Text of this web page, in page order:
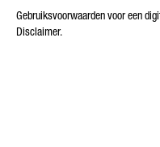
Gebruiksvoorwaarden voor een
Disclaimer.